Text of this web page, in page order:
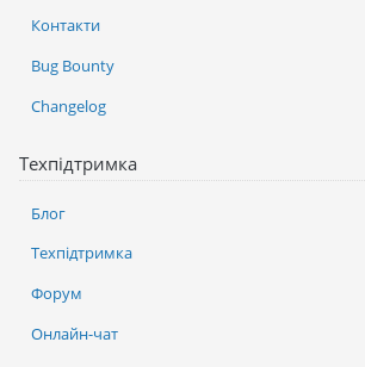
Контакти
Bug Bounty
Changelog
Техпідтримка
Блог
Техпідтримка
Форум
Онлайн-чат